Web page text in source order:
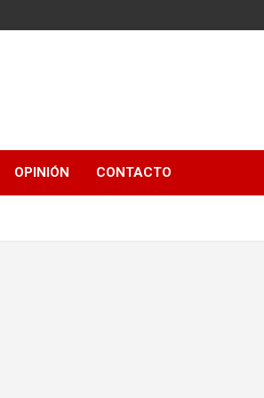
OPINIÓN CONTACTO